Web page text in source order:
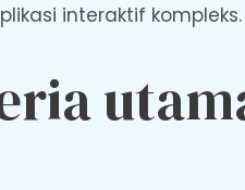
interaktif kompleks.